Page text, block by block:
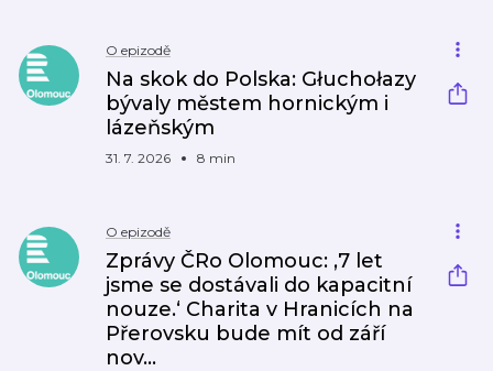
O epizodě
Na skok do Polska: Głuchołazy
bývaly městem hornickým i
lázeňským
31. 7. 2026 8 min
O epizodě
Zprávy ČRo Olomouc: ‚7 let
jsme se dostávali do kapacitní
nouze.‘ Charita v Hranicích na
Přerovsku bude mít od září
nov…